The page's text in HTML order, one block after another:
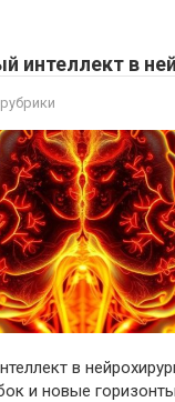
интеллект в
в
и новые